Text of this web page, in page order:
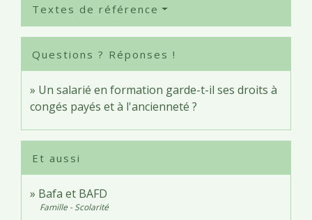
Textes de référence
Questions ? Réponses !
Un salarié en formation garde-t-il ses droits à
congés payés et à l'ancienneté ?
Et aussi
Bafa et BAFD
Famille - Scolarité